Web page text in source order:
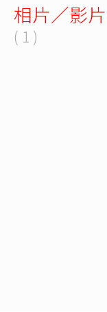
相片／影片
( 1 )